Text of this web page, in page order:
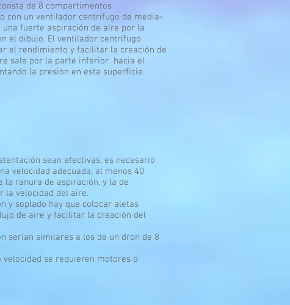
de 8 compartimentos
con un ventilador centrífugo de media-
una fuerte aspiración de aire por la
el dibujo. El ventilador centrífugo
el rendimiento y facilitar la creación de
sale por la parte inferior hacia el
la presión en esta superficie.
sean efectivas, es necesario
velocidad adecuada, al menos 40
la ranura de aspiración, y la de
la velocidad del aire.
y soplado hay que colocar aletas
de aire y facilitar la creación del
serían similares a los de un dron de 8
velocidad se requieren motores o